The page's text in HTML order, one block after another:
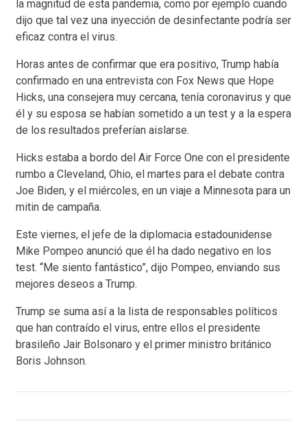
la magnitud de esta pandemia, como por ejemplo cuando
dijo que tal vez una inyección de desinfectante podría ser
eficaz contra el virus.
Horas antes de confirmar que era positivo, Trump había
confirmado en una entrevista con Fox News que Hope
Hicks, una consejera muy cercana, tenía coronavirus y que
él y su esposa se habían sometido a un test y a la espera
de los resultados preferían aislarse.
Hicks estaba a bordo del Air Force One con el presidente
rumbo a Cleveland, Ohio, el martes para el debate contra
Joe Biden, y el miércoles, en un viaje a Minnesota para un
mitin de campaña.
Este viernes, el jefe de la diplomacia estadounidense
Mike Pompeo anunció que él ha dado negativo en los
test. “Me siento fantástico”, dijo Pompeo, enviando sus
mejores deseos a Trump.
Trump se suma así a la lista de responsables políticos
que han contraído el virus, entre ellos el presidente
brasileño Jair Bolsonaro y el primer ministro británico
Boris Johnson.